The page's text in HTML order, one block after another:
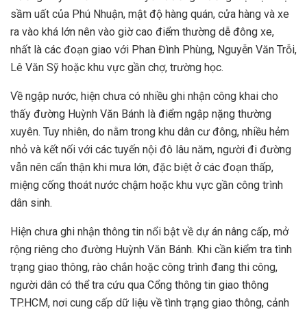
sầm uất của Phú Nhuận, mật độ hàng quán, cửa hàng và xe
ra vào khá lớn nên vào giờ cao điểm thường dễ đông xe,
nhất là các đoạn giao với Phan Đình Phùng, Nguyễn Văn Trỗi,
Lê Văn Sỹ hoặc khu vực gần chợ, trường học.
Về ngập nước, hiện chưa có nhiều ghi nhận công khai cho
thấy đường Huỳnh Văn Bánh là điểm ngập nặng thường
xuyên. Tuy nhiên, do nằm trong khu dân cư đông, nhiều hẻm
nhỏ và kết nối với các tuyến nội đô lâu năm, người đi đường
vẫn nên cẩn thận khi mưa lớn, đặc biệt ở các đoạn thấp,
miệng cống thoát nước chậm hoặc khu vực gần công trình
dân sinh.
Hiện chưa ghi nhận thông tin nổi bật về dự án nâng cấp, mở
rộng riêng cho đường Huỳnh Văn Bánh. Khi cần kiểm tra tình
trạng giao thông, rào chắn hoặc công trình đang thi công,
người dân có thể tra cứu qua Cổng thông tin giao thông
TP.HCM, nơi cung cấp dữ liệu về tình trạng giao thông, cảnh